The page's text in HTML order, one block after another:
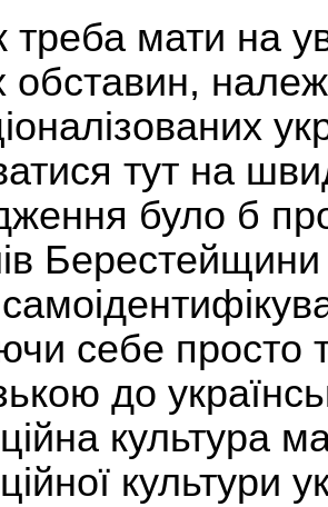
треба мати на
обставин,
тут на
було б
Берестейщини
себе просто
до
культура
культури